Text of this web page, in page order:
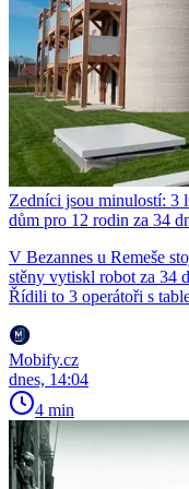
Zedníci jsou minulostí: 3
dům pro 12 rodin za 34
V Bezannes u Remeše
stěny vytiskl robot za 34
Řídili to 3 operátoři s
Mobify.cz
dnes, 14:04
4 min